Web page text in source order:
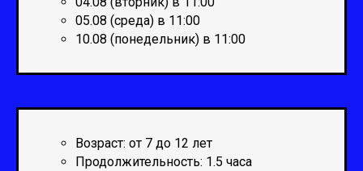
05.08 (среда) в 11:00
10.08 (понедельник) в 11:00
Возраст: от 7 до 12 лет
Продолжительность: 1.5 часа